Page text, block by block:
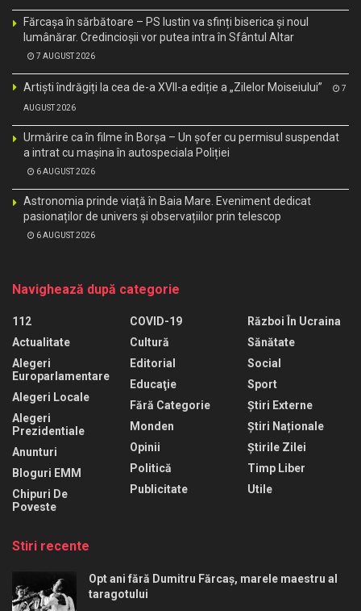
Fărcașa în sărbătoare – PS Iustin va sfinți biserica și noul
lumânărar. Credincioșii vor putea intra în Sfântul Altar
7 AUGUST 2026
Artiști îndrăgiți la cea de-a XVII-a ediție a „Zilelor Moiseiului” 7
AUGUST 2026
Urmărire ca în filme în Borșa – Un șofer cu permisul suspendat
a intrat cu mașina în autospeciala Poliției
6 AUGUST 2026
Astronomia prinde viață în Baia Mare. Eveniment dedicat
pasionaților de univers și observațiilor prin telescop
6 AUGUST 2026
Navighează după categorie
112
Actualitate
Alegeri
Europarlamentare
Alegeri Locale
Alegeri
Prezidentiale
Anunturi
Bloguri EMM
Chipuri De
Poveste
COVID-19
Cultură
Editorial
Educaţie
Fără Categorie
Monden
Opinii
Politică
Publicitate
Război În Ucraina
Sănătate
Social
Sport
Știri Externe
Știri Naționale
Știrile Zilei
Timp Liber
Utile
Stiri recente
Opt ani fără Dumitru Fărcaș, marele maestru al
taragotului